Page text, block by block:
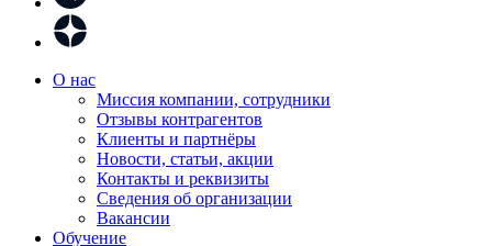
О нас
Миссия компании, сотрудники
Отзывы контрагентов
Клиенты и партнёры
Новости, статьи, акции
Контакты и реквизиты
Сведения об организации
Вакансии
Обучение